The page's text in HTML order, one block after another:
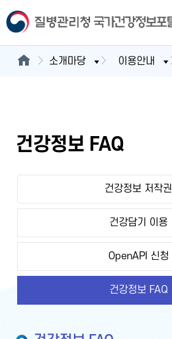
소개마당 이용안내
건강정보 FAQ
건강정보 저작권
건강담기 이용
OpenAPI 신청
건강정보 FAQ